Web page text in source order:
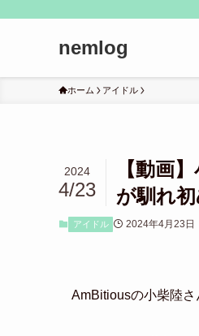
nemlog
ホーム アイドル
【動画
が馴れ初
2024
4/23
アイドル 2024年4月23日
AmBitiousの小柴陸さ